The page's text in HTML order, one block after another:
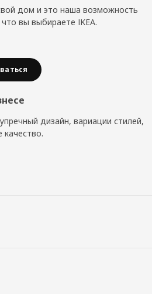
дом и это наша возможность
вы выбираете IKEA.
дизайн, вариации стилей,